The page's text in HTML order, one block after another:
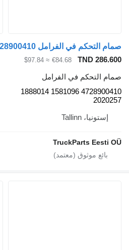
TND
€84.68
≈ $97.84
التحكم في الفرامل
4728900410 1581096 1888014
إستونيا، Tallinn
TruckParts Eesti